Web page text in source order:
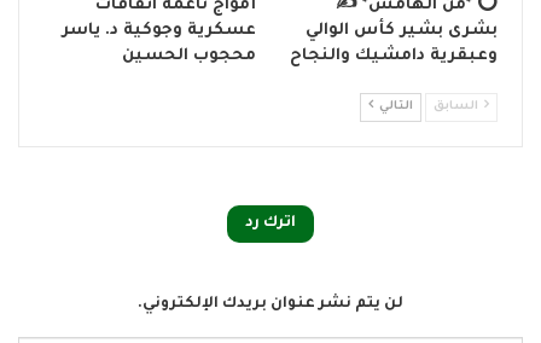
⭕ *من الهامش* ✍️
بشرى بشير كأس الوالي
وعبقرية دامشيك والنجاح
أمواج ناعمة اتفاقات
عسكرية وجوكية د. ياسر
محجوب الحسين
السابق التالي
اترك رد
لن يتم نشر عنوان بريدك الإلكتروني.